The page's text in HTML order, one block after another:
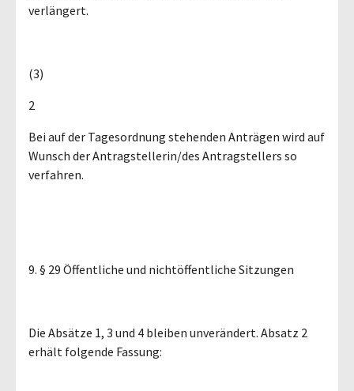
verlängert.
(3)
2
Bei auf der Tagesordnung stehenden Anträgen wird auf
Wunsch der Antragstellerin/des Antragstellers so
verfahren.
9. § 29 Öffentliche und nichtöffentliche Sitzungen
Die Absätze 1, 3 und 4 bleiben unverändert. Absatz 2
erhält folgende Fassung: